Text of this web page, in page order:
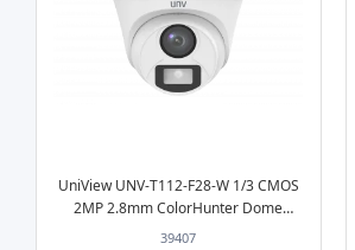
UniView UNV-T112-F28-W 1/3 CMOS
2MP 2.8mm ColorHunter Dome
TVI/AHD/CVI/CVBS
39407